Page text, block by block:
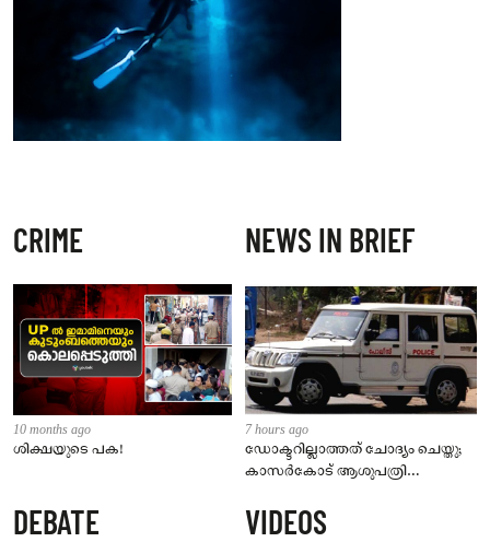
CRIME
10 months ago
ശിക്ഷയുടെ പക!
NEWS IN BRIEF
7 hours ago
ഡോക്ടറില്ലാത്തത് ചോദ്യം ചെയ്തു;
കാസർകോട് ആശുപത്രി
നാട്ടുകാർക്കെതിരെ കേസ്
DEBATE VIDEOS